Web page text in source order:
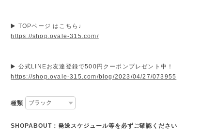
▶️ TOPページ はこちら♩
https://shop.ovale-315.com/
▶️ 公式LINEお友達登録で500円クーポンプレゼント中！
https://shop.ovale-315.com/blog/2023/04/27/073955
種類
SHOPABOUT：発送スケジュール等を必ずご確認ください